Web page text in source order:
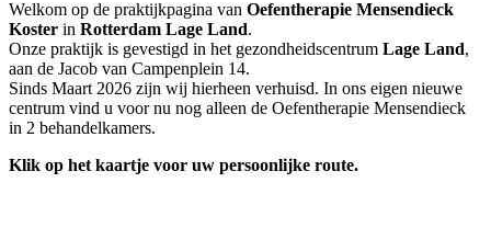
Welkom op de praktijkpagina van Oefentherapie Mensendieck
Koster in Rotterdam Lage Land.
Onze praktijk is gevestigd in het gezondheidscentrum Lage Land,
aan de Jacob van Campenplein 14.
Sinds Maart 2026 zijn wij hierheen verhuisd. In ons eigen nieuwe
centrum vind u voor nu nog alleen de Oefentherapie Mensendieck
in 2 behandelkamers.
Klik op het kaartje voor uw persoonlijke route.